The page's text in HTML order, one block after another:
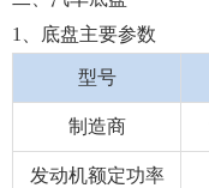
1、底盘主要参数
型号
制造商
发动机额定功率